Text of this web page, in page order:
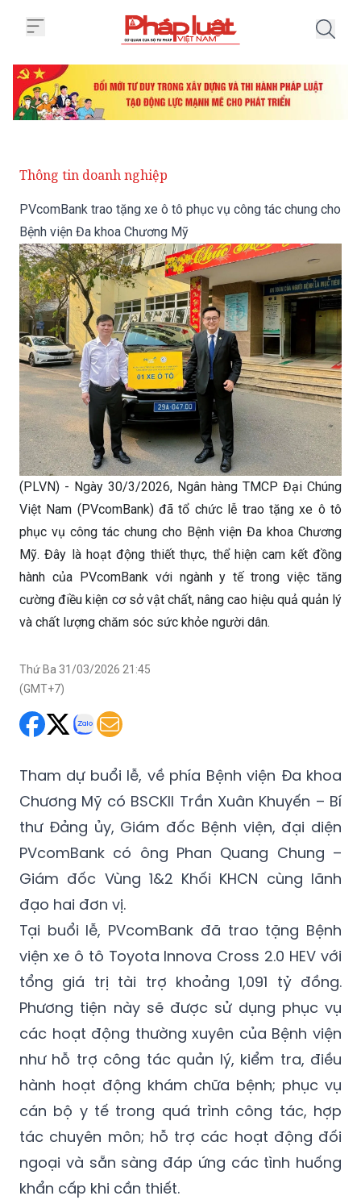
Thông tin doanh nghiệp
PVcomBank trao tặng xe ô tô phục vụ công tác chung cho
Bệnh viện Đa khoa Chương Mỹ
(PLVN) - Ngày 30/3/2026, Ngân hàng TMCP Đại Chúng
Việt Nam (PVcomBank) đã tổ chức lễ trao tặng xe ô tô
phục vụ công tác chung cho Bệnh viện Đa khoa Chương
Mỹ. Đây là hoạt động thiết thực, thể hiện cam kết đồng
hành của PVcomBank với ngành y tế trong việc tăng
cường điều kiện cơ sở vật chất, nâng cao hiệu quả quản lý
và chất lượng chăm sóc sức khỏe người dân.
Thứ Ba 31/03/2026 21:45
(GMT+7)
Tham dự buổi lễ, về phía Bệnh viện Đa khoa
Chương Mỹ có BSCKII Trần Xuân Khuyến – Bí
thư Đảng ủy, Giám đốc Bệnh viện, đại diện
PVcomBank có ông Phan Quang Chung –
Giám đốc Vùng 1&2 Khối KHCN cùng lãnh
đạo hai đơn vị.
Tại buổi lễ, PVcomBank đã trao tặng Bệnh
viện xe ô tô Toyota Innova Cross 2.0 HEV với
tổng giá trị tài trợ khoảng 1,091 tỷ đồng.
Phương tiện này sẽ được sử dụng phục vụ
các hoạt động thường xuyên của Bệnh viện
như hỗ trợ công tác quản lý, kiểm tra, điều
hành hoạt động khám chữa bệnh; phục vụ
cán bộ y tế trong quá trình công tác, hợp
tác chuyên môn; hỗ trợ các hoạt động đối
ngoại và sẵn sàng đáp ứng các tình huống
khẩn cấp khi cần thiết.